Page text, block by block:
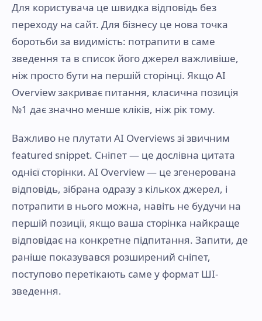
Для користувача це швидка відповідь без
переходу на сайт. Для бізнесу це нова точка
боротьби за видимість: потрапити в саме
зведення та в список його джерел важливіше,
ніж просто бути на першій сторінці. Якщо AI
Overview закриває питання, класична позиція
№1 дає значно менше кліків, ніж рік тому.
Важливо не плутати AI Overviews зі звичним
featured snippet. Сніпет — це дослівна цитата
однієї сторінки. AI Overview — це згенерована
відповідь, зібрана одразу з кількох джерел, і
потрапити в нього можна, навіть не будучи на
першій позиції, якщо ваша сторінка найкраще
відповідає на конкретне підпитання. Запити, де
раніше показувався розширений сніпет,
поступово перетікають саме у формат ШІ-
зведення.